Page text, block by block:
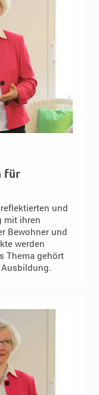
für
und
mit ihren
Bewohner und
werden
Thema gehört